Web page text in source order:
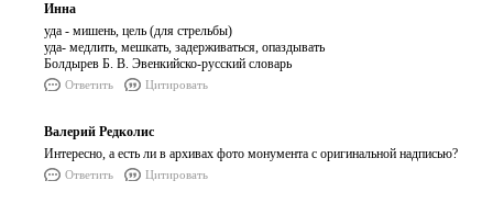
Инна
уда - мишень, цель (для стрельбы)
уда- медлить, мешкать, задерживаться, опаздывать
Болдырев Б. В. Эвенкийско-русский словарь
Ответить Цитировать
Валерий Редколис
Интересно, а есть ли в архивах фото монумента с оригинальной надписью?
Ответить Цитировать